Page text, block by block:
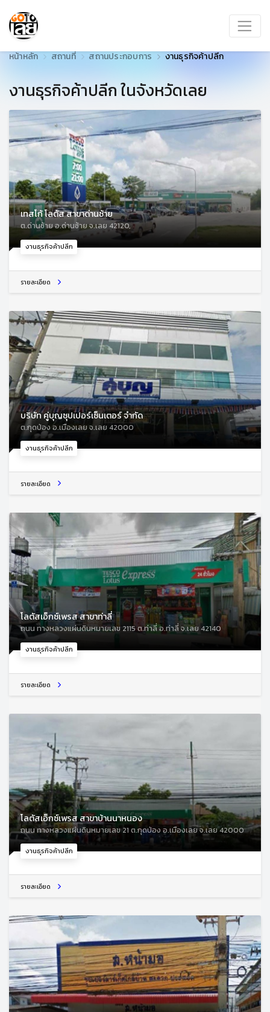
หน้าหลัก สถานที่ สถานประกอบการ งานธุรกิจค้าปลีก
งานธุรกิจค้าปลีก ในจังหวัดเลย
งานธุรกิจค้าปลีก
เทสโก้ โลตัส สาขาด่านซ้าย
ต.ด่านซ้าย อ.ด่านซ้าย จ.เลย 42120,
รายละเอียด
งานธุรกิจค้าปลีก
บริษัท คู่บุญซุปเปอร์เซ็นเตอร์ จำกัด
ต.กุดป่อง อ.เมืองเลย จ.เลย 42000
รายละเอียด
งานธุรกิจค้าปลีก
โลตัสเอ็กซ์เพรส สาขาท่าลี่
ถนน ทางหลวงแผ่นดินหมายเลข 2115 ต.ท่าลี่ อ.ท่าลี่ จ.เลย 42140
รายละเอียด
งานธุรกิจค้าปลีก
โลตัสเอ็กซ์เพรส สาขาบ้านนาหนอง
ถนน ทางหลวงแผ่นดินหมายเลข 21 ต.กุดป่อง อ.เมืองเลย จ.เลย 42000
รายละเอียด